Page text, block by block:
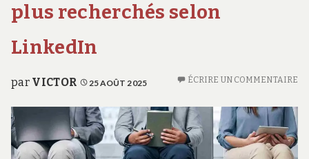
h
d
e
.
r
g
plus recherchés selon
LinkedIn
par VICTOR 25 AOÛT 2025 ÉCRIRE UN COMMENTAIRE